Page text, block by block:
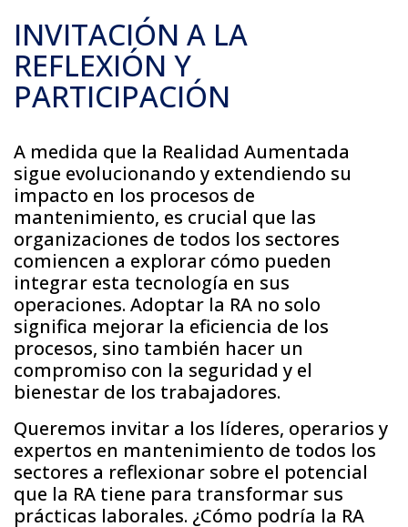
INVITACIÓN A LA
REFLEXIÓN Y
PARTICIPACIÓN
A medida que la Realidad Aumentada
sigue evolucionando y extendiendo su
impacto en los procesos de
mantenimiento, es crucial que las
organizaciones de todos los sectores
comiencen a explorar cómo pueden
integrar esta tecnología en sus
operaciones. Adoptar la RA no solo
significa mejorar la eficiencia de los
procesos, sino también hacer un
compromiso con la seguridad y el
bienestar de los trabajadores.
Queremos invitar a los líderes, operarios y
expertos en mantenimiento de todos los
sectores a reflexionar sobre el potencial
que la RA tiene para transformar sus
prácticas laborales. ¿Cómo podría la RA